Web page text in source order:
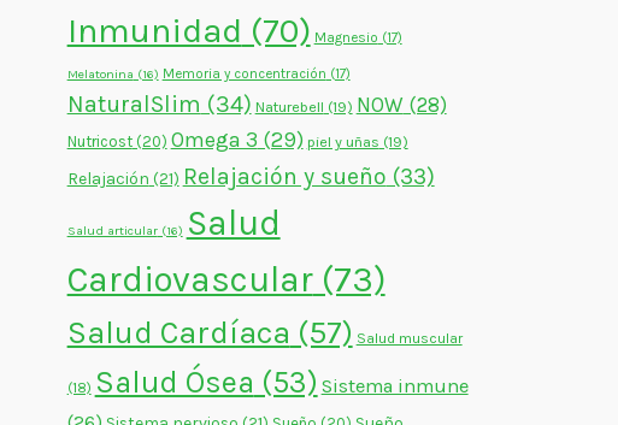
Inmunidad (70) Magnesio (17)
Melatonina (16) Memoria y concentración (17)
NaturalSlim (34) Naturebell (19) NOW (28)
Nutricost(20) Omega 3 (29) piel y uñas (19)
Relajación (21) Relajación y sueño (33)
Salud articular(16) Salud
Cardiovascular(73)
Salud Cardíaca (57) Salud muscular
(18) Salud Ósea (53) Sistema inmune